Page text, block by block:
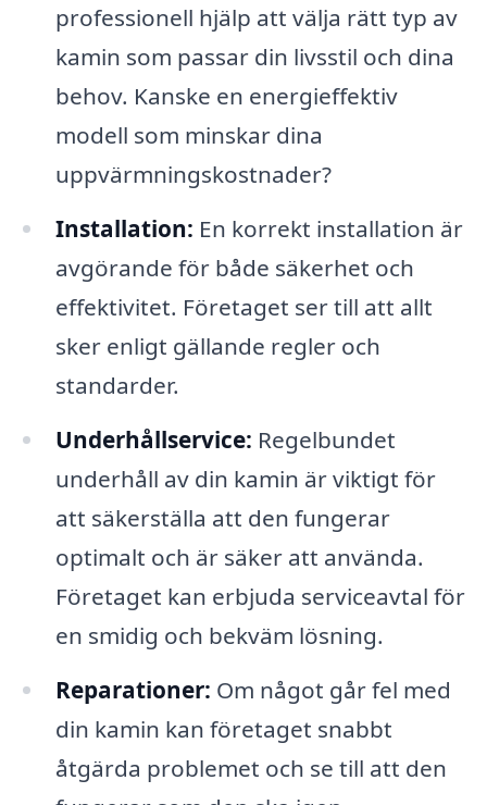
professionell hjälp att välja rätt typ av
kamin som passar din livsstil och dina
behov. Kanske en energieffektiv
modell som minskar dina
uppvärmningskostnader?
Installation: En korrekt installation är
avgörande för både säkerhet och
effektivitet. Företaget ser till att allt
sker enligt gällande regler och
standarder.
Underhållservice: Regelbundet
underhåll av din kamin är viktigt för
att säkerställa att den fungerar
optimalt och är säker att använda.
Företaget kan erbjuda serviceavtal för
en smidig och bekväm lösning.
Reparationer: Om något går fel med
din kamin kan företaget snabbt
åtgärda problemet och se till att den